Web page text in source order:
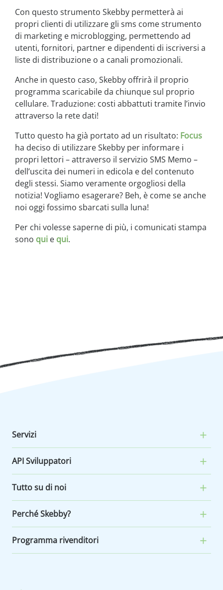
Con questo strumento Skebby permetterà ai
propri clienti di utilizzare gli sms come strumento
di marketing e microblogging, permettendo ad
utenti, fornitori, partner e dipendenti di iscriversi a
liste di distribuzione o a canali promozionali.
Anche in questo caso, Skebby offrirà il proprio
programma scaricabile da chiunque sul proprio
cellulare. Traduzione: costi abbattuti tramite l’invio
attraverso la rete dati!
Tutto questo ha già portato ad un risultato: Focus
ha deciso di utilizzare Skebby per informare i
propri lettori – attraverso il servizio SMS Memo –
dell’uscita dei numeri in edicola e del contenuto
degli stessi. Siamo veramente orgogliosi della
notizia! Vogliamo esagerare? Beh, è come se anche
noi oggi fossimo sbarcati sulla luna!
Per chi volesse saperne di più, i comunicati stampa
sono qui e qui.
Servizi
API Sviluppatori
Tutto su di noi
Perché Skebby?
Programma rivenditori